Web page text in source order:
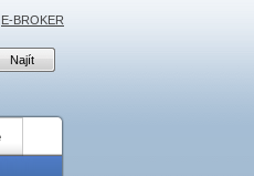
E-BROKER